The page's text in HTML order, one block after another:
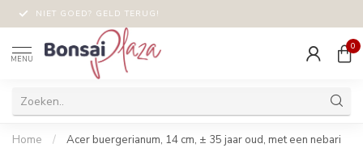
NIET GOED? GELD TERUG!
MENU
0
Home /
Acer buergerianum, 14 cm, ± 35 jaar oud, met een nebari